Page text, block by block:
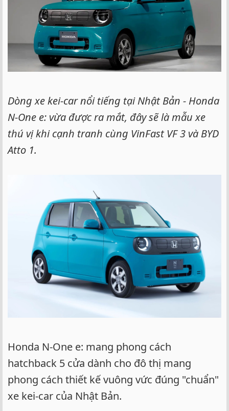
Dòng xe kei-car nổi tiếng tại Nhật Bản - Honda
N-One e: vừa được ra mắt, đây sẽ là mẫu xe
thú vị khi cạnh tranh cùng VinFast VF 3 và BYD
Atto 1.
Honda N-One e: mang phong cách
hatchback 5 cửa dành cho đô thị mang
phong cách thiết kế vuông vức đúng "chuẩn"
xe kei-car của Nhật Bản.